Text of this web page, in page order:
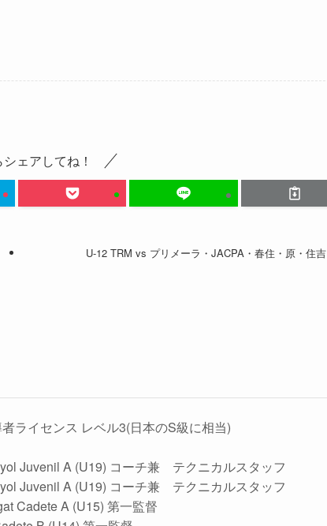
ェアしてね！
U-12 TRM vs プリメーラ・JACPA・春住・原・住吉
ライセンス レベル3(日本のS級に相当)
Juvenil A (U19) コーチ兼 テクニカルスタッフ
Juvenil A (U19) コーチ兼 テクニカルスタッフ
Cadete A (U15) 第一監督